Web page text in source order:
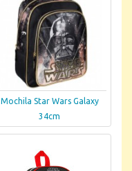
Mochila Star Wars Galaxy
34cm